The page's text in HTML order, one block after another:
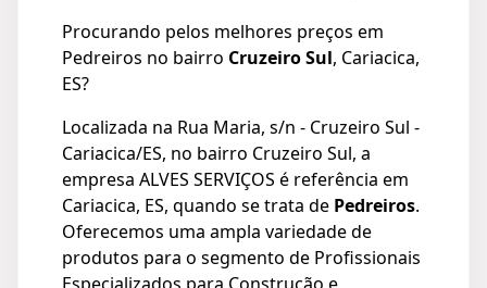
Procurando pelos melhores preços em
Pedreiros no bairro Cruzeiro Sul, Cariacica,
ES?
Localizada na Rua Maria, s/n - Cruzeiro Sul -
Cariacica/ES, no bairro Cruzeiro Sul, a
empresa ALVES SERVIÇOS é referência em
Cariacica, ES, quando se trata de Pedreiros.
Oferecemos uma ampla variedade de
produtos para o segmento de Profissionais